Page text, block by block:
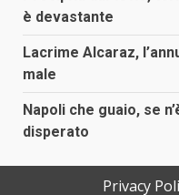
è devastante
Lacrime Alcaraz,
male
Napoli che guaio, se
disperato
Privacy